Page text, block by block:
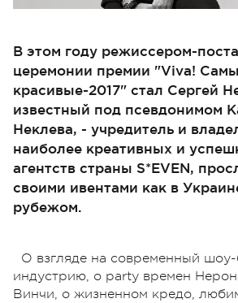
В этом году режиссером-
церемонии премии "Viva!
красивые-2017" стал Сергей
известный под псевдонимом
Неклева, - учредитель и
наиболее креативных и
агентств страны S*EVEN,
своими ивентами как в
рубежом.
О взгляде на современный
индустрию, о party времен
Винчи, о жизненном кредо,